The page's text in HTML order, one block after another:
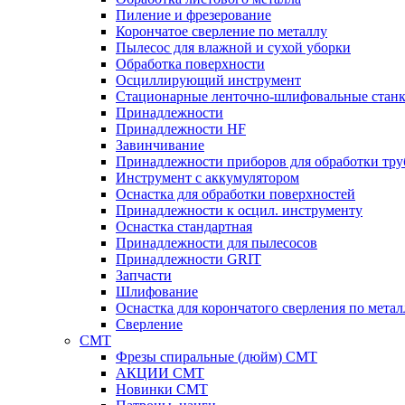
Пиление и фрезерование
Корончатое сверление по металлу
Пылесос для влажной и сухой уборки
Обработка поверхности
Осциллирующий инструмент
Стационарные ленточно-шлифовальные
Принадлежности
Принадлежности HF
Завинчивание
Принадлежности приборов для обработки
Инструмент с аккумулятором
Оснастка для обработки поверхностей
Принадлежности к осцил. инструменту
Оснастка стандартная
Принадлежности для пылесосов
Принадлежности GRIT
Запчасти
Шлифование
Оснастка для корончатого сверления по
Сверление
CMT
Фрезы спиральные (дюйм) СМТ
АКЦИИ СМТ
Новинки CMT